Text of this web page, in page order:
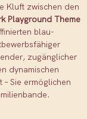
Kluft zwischen den
Playground Theme
blau-
zugänglicher
dynamischen
– ​​Sie ermöglichen